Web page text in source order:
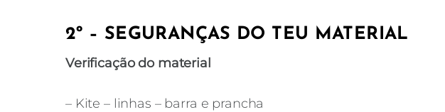
2º – SEGURANÇAS DO TEU MATERIAL
Verificação do material
– Kite – linhas – barra e prancha